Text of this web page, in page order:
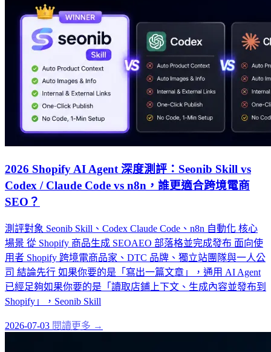
2026 Shopify AI Agent 深度測評：Seonib Skill vs
Codex / Claude Code vs n8n，誰更適合跨境電商
SEO？
測評對象 Seonib Skill、Codex Claude Code、n8n 自動化 核心
場景 從 Shopify 商品生成 SEOAEO 部落格並完成發布 面向使
用者 Shopify 跨境電商品家、DTC 品牌、獨立站團隊與一人公
司 結論先行 如果你要的是「寫出一篇文章」，通用 AI Agent
已經足夠如果你要的是「讀取店鋪上下文、生成內容並發布到
Shopify」，Seonib Skill
2026-07-03 閱讀更多 →